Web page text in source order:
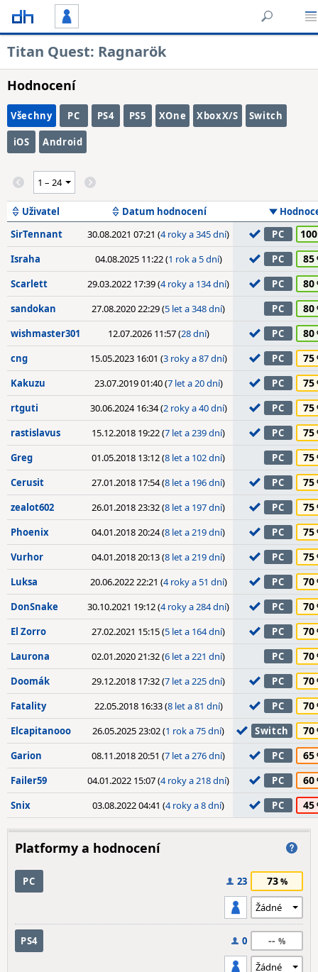
Titan Quest: Ragnarök
Hodnocení
Všechny PC PS4 PS5 XOne XboxX/S Switch
iOS Android
Uživatel Datum hodnocení
SirTennant
30.08.2021 07:21 (4 roky a 345 dní) PC 100
Israha 04.08.2025 11:22 (1 rok a 5 dní) PC 85
Scarlett 29.03.2022 17:39 (4 roky a 134 dní) PC 80
sandokan 27.08.2020 22:29 (5 let a 348 dní) PC 80
wishmaster301 12.07.2026 11:57 (28 dní) PC 80
cng 15.05.2023 16:01 (3 roky a 87 dní) PC 75
Kakuzu 23.07.2019 01:40 (7 let a 20 dní) PC 75
rtguti 30.06.2024 16:34 (2 roky a 40 dní) PC 75
rastislavus 15.12.2018 19:22 (7 let a 239 dní) PC 75
Greg 01.05.2018 13:12 (8 let a 102 dní) PC 75
Cerusit 27.01.2018 17:54 (8 let a 196 dní) PC 75
zealot602 26.01.2018 23:32 (8 let a 197 dní) PC 75
Phoenix 04.01.2018 20:24 (8 let a 219 dní) PC 75
Vurhor 04.01.2018 20:13 (8 let a 219 dní) PC 75
Luksa 20.06.2022 22:21 (4 roky a 51 dní) PC 70
DonSnake 30.10.2021 19:12 (4 roky a 284 dní) PC 70
El Zorro 27.02.2021 15:15 (5 let a 164 dní) PC 70
Laurona 02.01.2020 21:32 (6 let a 221 dní) PC 70
Doomák 29.12.2018 17:32 (7 let a 225 dní) PC 70
Fatality 22.05.2018 16:33 (8 let a 81 dní) PC 70
Elcapitanooo 26.05.2025 23:02 (1 rok a 75 dní) Switch 70
Garion 08.11.2018 20:51 (7 let a 276 dní) PC 65
Failer59 04.01.2022 15:07 (4 roky a 218 dní) PC 60
Snix 03.08.2022 04:41 (4 roky a 8 dní) PC 45
Platformy a hodnocení
PC 23 73
PS4 0 --